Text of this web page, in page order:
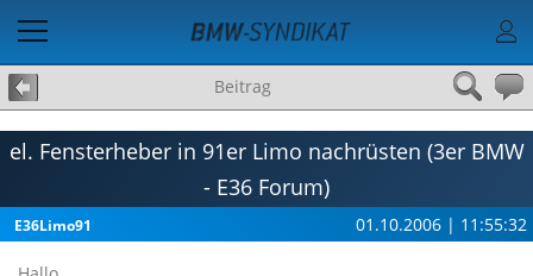
Beitrag
el. Fensterheber in 91er Limo nachrüsten (3er BMW
- E36 Forum)
E36Limo91 01.10.2006 | 11:55:32